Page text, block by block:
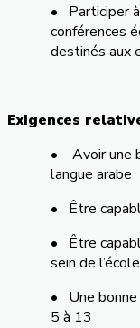
• Participer
conférences
destinés aux
Exigences
• Avoir une
langue arabe
• Être
• Être
sein de
• Une bonne
5 à 13